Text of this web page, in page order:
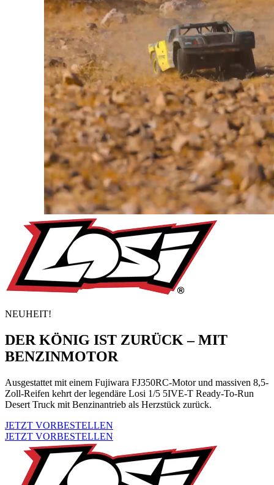
NEUHEIT!
DER KÖNIG IST ZURÜCK – MIT
BENZINMOTOR
Ausgestattet mit einem Fujiwara FJ350RC-Motor und massiven 8,5-
Zoll-Reifen kehrt der legendäre Losi 1/5 5IVE-T Ready-To-Run
Desert Truck mit Benzinantrieb als Herzstück zurück.
JETZT VORBESTELLEN
JETZT VORBESTELLEN